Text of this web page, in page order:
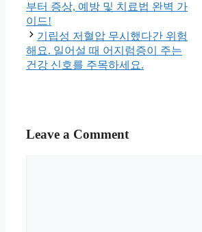
부터 증상, 예방 및 치료법 완벽 가
이드!
기립성 저혈압 무시했다간 위험
해요. 일어설 때 어지럼증이 주는
건강 신호를 주목하세요.
Leave a Comment